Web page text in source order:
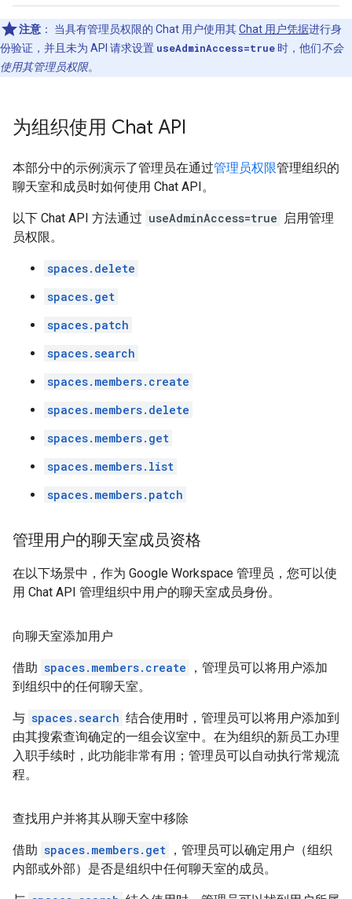
注意 ： 当具有管理员权限的 Chat 用户使用其Chat 用户凭据进行身
份验证，并且未为 API 请求设置 useAdminAccess=true 时，他们不会
使用其管理员权限。
为组织使用 Chat API
本部分中的示例演示了管理员在通过管理员权限管理组织的
聊天室和成员时如何使用 Chat API。
以下 Chat API 方法通过 useAdminAccess=true 启用管理
员权限。
spaces.delete
spaces.get
spaces.patch
spaces.search
spaces.members.create
spaces.members.delete
spaces.members.get
spaces.members.list
spaces.members.patch
管理用户的聊天室成员资格
在以下场景中，作为 Google Workspace 管理员，您可以使
用 Chat API 管理组织中用户的聊天室成员身份。
向聊天室添加用户
借助 spaces.members.create
，管理员可以将用户添加
到组织中的任何聊天室。
与 spaces.search 结合使用时，管理员可以将用户添加到
由其搜索查询确定的一组会议室中。在为组织的新员工办理
入职手续时，此功能非常有用；管理员可以自动执行常规流
程。
查找用户并将其从聊天室中移除
借助 spaces.members.get ，管理员可以确定用户（组织
内部或外部）是否是组织中任何聊天室的成员。